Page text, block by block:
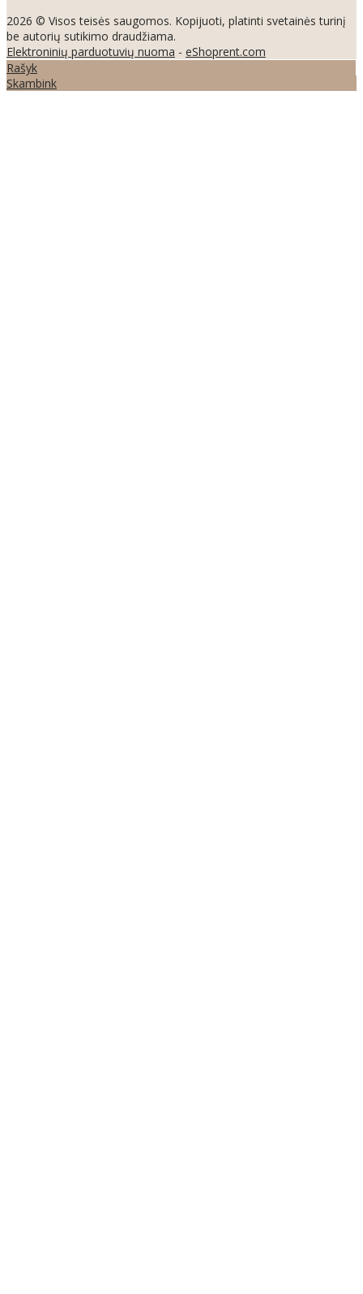
2026 © Visos teisės saugomos. Kopijuoti, platinti svetainės turinį
be autorių sutikimo draudžiama.
Elektroninių parduotuvių nuoma - eShoprent.com
Rašyk
Skambink